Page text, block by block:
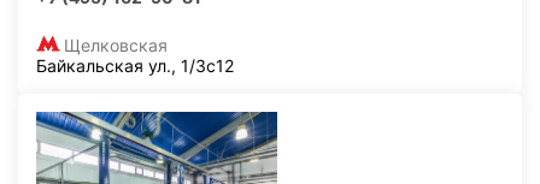
Щелковская
Байкальская ул., 1/3с12